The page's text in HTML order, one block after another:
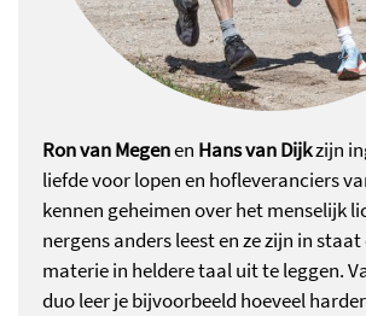
Ron van Megenen Hans van Dijkzijn
liefde voor lopen en hofleveranciers
kennen geheimen over het menselijk
nergens anders leest en ze zijn in
materie in heldere taal uit te leggen.
duo leer je bijvoorbeeld hoeveel